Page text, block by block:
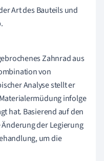
Art des Bauteils und
Zahnrad aus
von
Analyse stellt er
infolge
hat. Basierend auf den
der Legierung
um die